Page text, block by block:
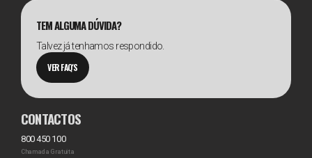
TEM ALGUMA DÚVIDA?
Talvez já tenhamos respondido.
VER FAQ'S
CONTACTOS
800 450 100
Chamada Gratuita